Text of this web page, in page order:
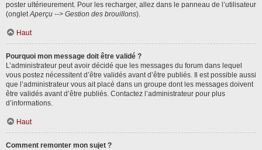
poster ultérieurement. Pour les recharger, allez dans le panneau de l’utilisateur
(ongletAperçu --> Gestion des brouillons).
Haut
Pourquoi mon message doit être validé ?
L’administrateur peut avoir décidé que les messages du forum dans lequel
vous postez nécessitent d’être validés avant d’être publiés. Il est possible aussi
que l’administrateur vous ait placé dans un groupe dont les messages doivent
être validés avant d’être publiés. Contactez l’administrateur pour plus
d’informations.
Haut
Comment remonter mon sujet ?